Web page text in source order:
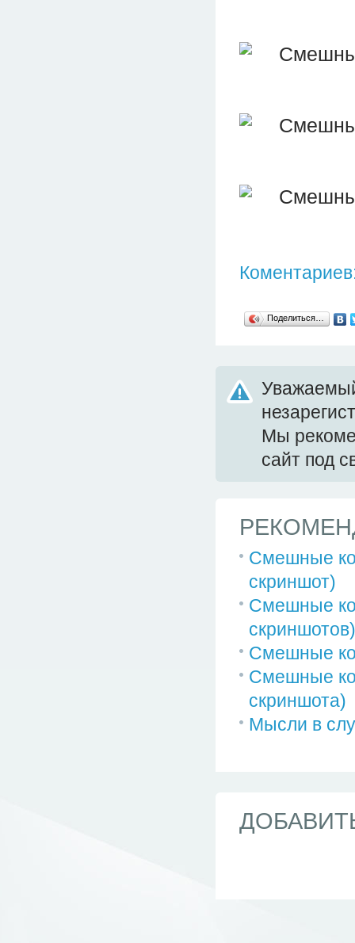
Поделиться…
Мы
сайт под
Смешные
скриншот)
Смешные
скриншотов)
Смешные
Смешные
скриншота)
Мысли в